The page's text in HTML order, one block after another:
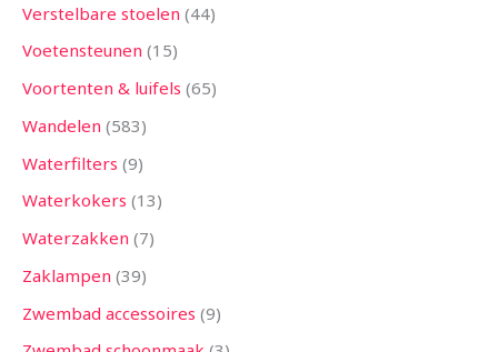
Verstelbare stoelen 44
Voetensteunen 15
Voortenten & luifels 65
Wandelen 583
Waterfilters 9
Waterkokers 13
Waterzakken 7
Zaklampen 39
Zwembad accessoires 9